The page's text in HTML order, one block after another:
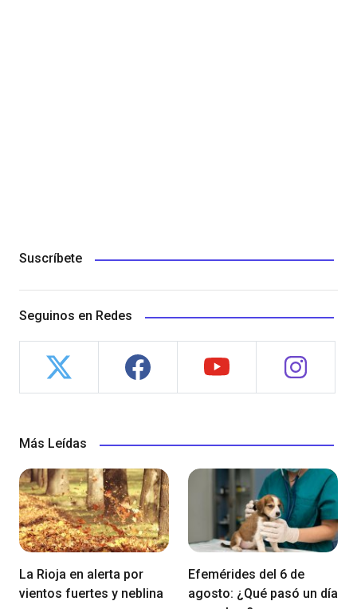
Suscríbete
Seguinos en Redes
Más Leídas
La Rioja en alerta por
vientos fuertes y neblina
Efemérides del 6 de
agosto: ¿Qué pasó un día